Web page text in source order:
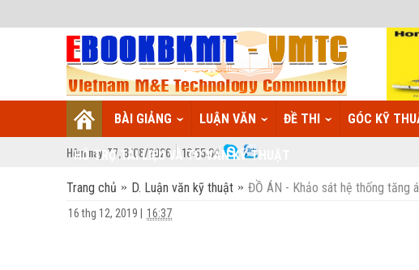
BÀI GIẢNG LUẬN VĂN ĐỀ THI GÓC KỸ
HỖ TRỢ TÀI LIỆU VÀ TƯ VẤN KỸ THUẬT
Hôm nay: T7, 8/08/2026 16:55:35
Trang chủ D. Luận văn kỹ thuật ĐỒ ÁN - Khảo sát hệ thống tăng
16 thg 12, 2019 16:37